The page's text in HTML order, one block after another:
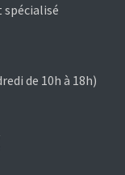
de 10h à 18h)